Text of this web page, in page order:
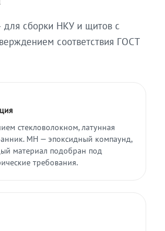
сборки НКУ и щитов с
соответствия ГОСТ
стекловолокном, латунная
МН — эпоксидный компаунд,
материал подобран под
требования.